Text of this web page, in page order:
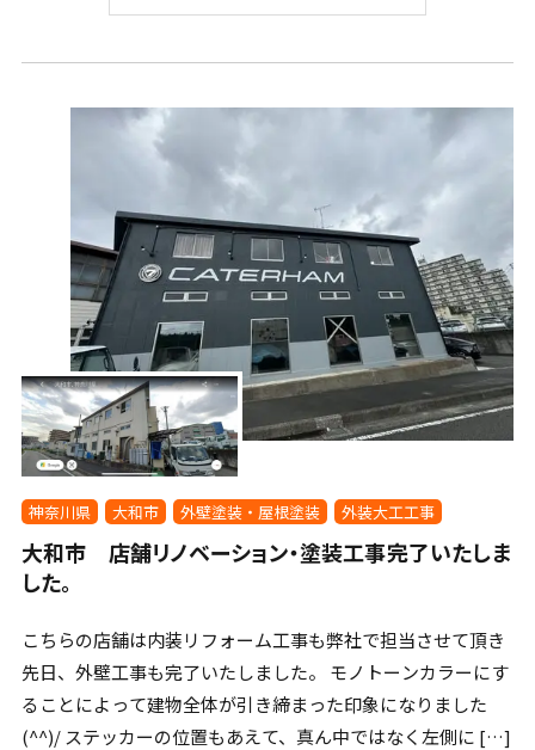
神奈川県 大和市 外壁塗装・屋根塗装 外装大工工事
大和市 店舗リノベーション・塗装工事完了いたしま
した。
こちらの店舗は内装リフォーム工事も弊社で担当させて頂き
先日、外壁工事も完了いたしました。 モノトーンカラーにす
ることによって建物全体が引き締まった印象になりました
(^^)/ ステッカーの位置もあえて、真ん中ではなく左側に […]